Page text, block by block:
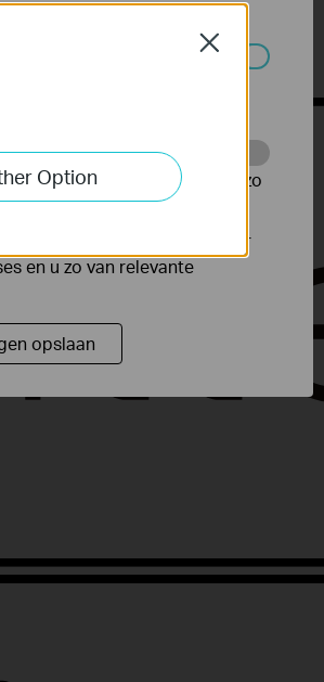
Option
Close
again
kunnen niet worden
onze website te volgen en zo
externe adverteerders waar
en u zo van relevante
opslaan